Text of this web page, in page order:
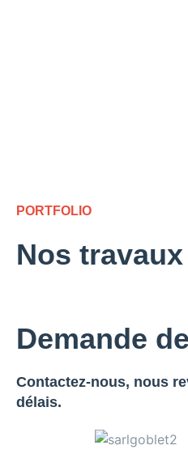
PORTFOLIO
Nos
Demande
Contactez-nous, nous
délais.